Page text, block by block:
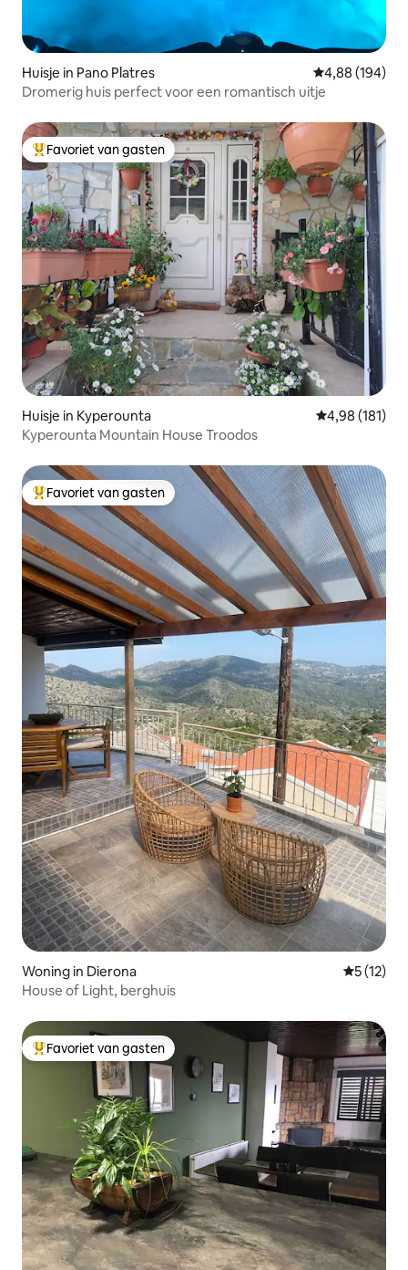
Huisje in Pano Platres Gemiddelde
4,88 (194)
Dromerig huis perfect voor een romantisch uitje
Topfavoriet van gasten
Favoriet van gasten
Huisje in Kyperounta Gemiddelde
4,98 (181)
Kyperounta Mountain House Troodos
Topfavoriet van gasten
Favoriet van gasten
Woning in Dierona
5 (12)
House of Light, berghuis
Topfavoriet van gasten
Favoriet van gasten